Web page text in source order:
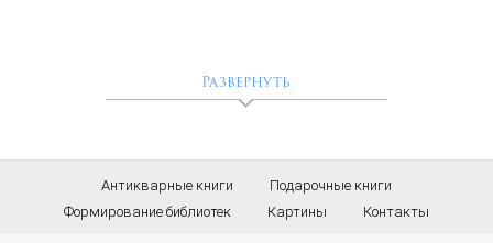
Развернуть
Антикварные книги
Подарочные книги
Формирование библиотек
Картины Контакты